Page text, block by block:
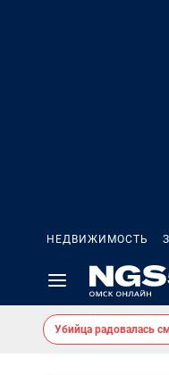
НЕДВИЖИМОСТЬ
Убийца радовалась